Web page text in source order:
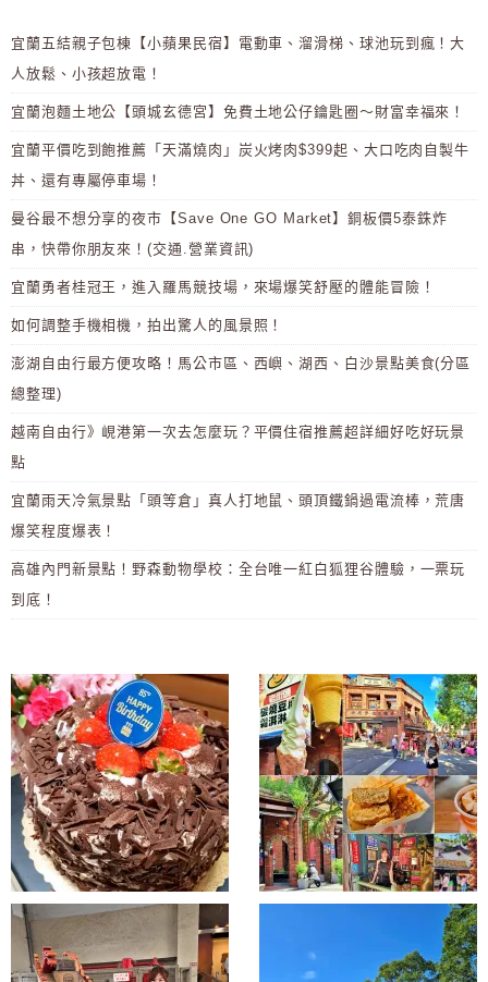
宜蘭五結親子包棟【小蘋果民宿】電動車、溜滑梯、球池玩到瘋！大
人放鬆、小孩超放電！
宜蘭泡麵土地公【頭城玄德宮】免費土地公仔鑰匙圈～財富幸福來！
宜蘭平價吃到飽推薦「天滿燒肉」炭火烤肉$399起、大口吃肉自製牛
丼、還有專屬停車場！
曼谷最不想分享的夜市【Save One GO Market】銅板價5泰銖炸
串，快帶你朋友來！(交通.營業資訊)
宜蘭勇者桂冠王，進入羅馬競技場，來場爆笑舒壓的體能冒險！
如何調整手機相機，拍出驚人的風景照！
澎湖自由行最方便攻略！馬公市區、西嶼、湖西、白沙景點美食(分區
總整理)
越南自由行》峴港第一次去怎麼玩？平價住宿推薦超詳細好吃好玩景
點
宜蘭雨天冷氣景點「頭等倉」真人打地鼠、頭頂鐵鍋過電流棒，荒唐
爆笑程度爆表！
高雄內門新景點！野森動物學校：全台唯一紅白狐狸谷體驗，一票玩
到底！